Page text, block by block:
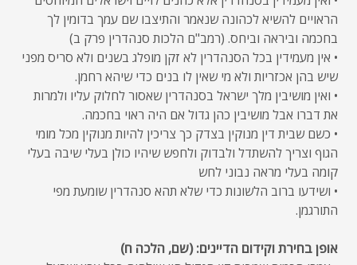
הראויים להשיא לכהונה שנאמר והתיצבו שם עמך בדומין לך
בחכמה וביראה וביחס. (רמב"ם הלכות סנהדרין פרק ב)
• אין מעמידין בכל הסנהדרין לא זקן מופלג בשנים ולא סריס מפני
שיש בהן אכזריות ולא מי שאין לו בנים כדי שיהא רחמן.
• ואין מושיבין מלך ישראל בסנהדרין שאסור לחלוק עליו ולמרות
את דברו אבל מושיבין כהן גדול אם היה ראוי בחכמה.
• כשם שבית דין מנוקין בצדק כך צריכין להיות מנוקין מכל מומי
הגוף וצריך להשתדל ולבדוק ולחפש שיהיו כולן בעלי שיבה בעלי
קומה בעלי מראה נבוני לחש
• ושידעו ברוב הלשונות כדי שלא תהא סנהדרין שומעת מפי
התורגמן.
אופן בחירת וקידום הדיינים: (שם, הלכה ח)